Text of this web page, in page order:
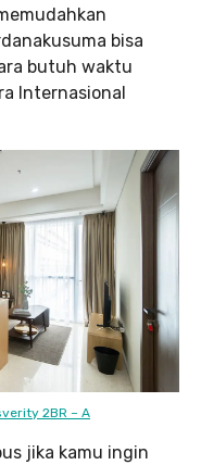
bisa
butuh waktu
Internasional
2BR – A
jika kamu ingin